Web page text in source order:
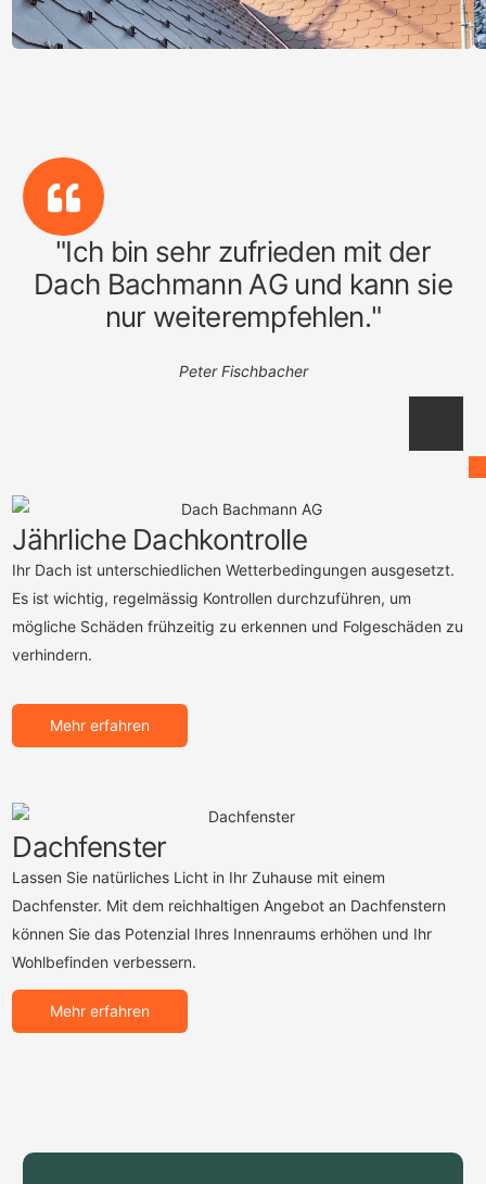
"Ich bin sehr zufrieden mit der
Dach Bachmann AG und kann sie
nur weiterempfehlen."
Peter Fischbacher
Jährliche Dachkontrolle
Ihr Dach ist unterschiedlichen Wetterbedingungen ausgesetzt.
Es ist wichtig, regelmässig Kontrollen durchzuführen, um
mögliche Schäden frühzeitig zu erkennen und Folgeschäden zu
verhindern.
Mehr erfahren
Dachfenster
Lassen Sie natürliches Licht in Ihr Zuhause mit einem
Dachfenster. Mit dem reichhaltigen Angebot an Dachfenstern
können Sie das Potenzial Ihres Innenraums erhöhen und Ihr
Wohlbefinden verbessern.
Mehr erfahren